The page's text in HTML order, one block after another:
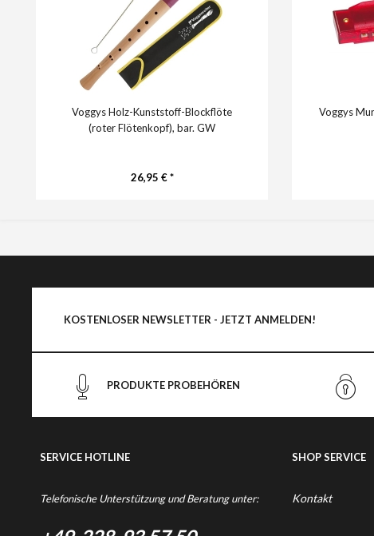
Voggys Holz-Kunststoff-Blockflöte
(roter Flötenkopf), bar. GW
26,95 € *
Voggys
KOSTENLOSER NEWSLETTER - JETZT ANMELDEN!
PRODUKTE PROBEHÖREN
SERVICE HOTLINE
Telefonische Unterstützung und Beratung unter:
SHOP SERVICE
Kontakt